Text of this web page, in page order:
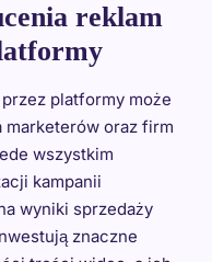
reklam
platformy może
marketerów oraz firm
wszystkim
kampanii
wyniki sprzedaży
znaczne